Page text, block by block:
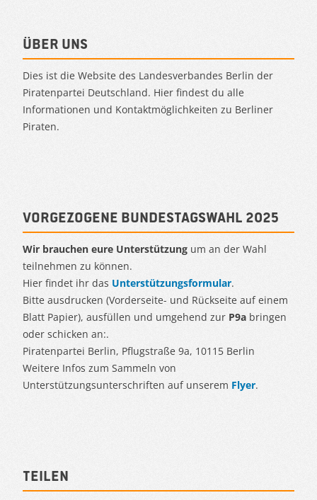
Über uns
Dies ist die Website des Landesverbandes Berlin der
Piratenpartei Deutschland. Hier findest du alle
Informationen und Kontaktmöglichkeiten zu Berliner
Piraten.
Vorgezogene Bundestagswahl 2025
Wir brauchen eure Unterstützung um an der Wahl
teilnehmen zu können.
Hier findet ihr das Unterstützungsformular.
Bitte ausdrucken (Vorderseite- und Rückseite auf einem
Blatt Papier), ausfüllen und umgehend zur P9a bringen
oder schicken an:.
Piratenpartei Berlin, Pflugstraße 9a, 10115 Berlin
Weitere Infos zum Sammeln von
Unterstützungsunterschriften auf unserem Flyer.
Teilen